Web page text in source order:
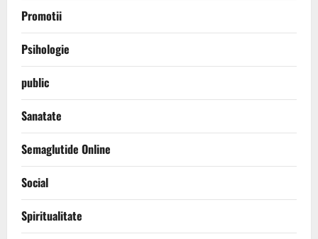
Promotii
Psihologie
public
Sanatate
Semaglutide Online
Social
Spiritualitate